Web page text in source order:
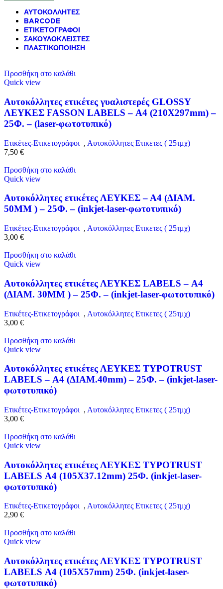
ΑΥΤΟΚΟΛΛΗΤΕΣ
BARCODE
ΕΤΙΚΕΤΟΓΡΑΦΟΙ
ΣΑΚΟΥΛΟΚΛΕΙΣΤΕΣ
ΠΛΑΣΤΙΚΟΠΟΙΗΣΗ
Προσθήκη στο καλάθι
Quick view
Αυτοκόλλητες ετικέτες γυαλιστερές GLOSSY
ΛΕΥΚΕΣ FASSON LABELS – Α4 (210X297mm) –
25Φ. – (laser-φωτοτυπικό)
Ετικέτες-Ετικετογράφοι , Αυτοκόλλητες Ετικετες ( 25τμχ)
7,50 €
Προσθήκη στο καλάθι
Quick view
Αυτοκόλλητες ετικέτες ΛΕΥΚΕΣ – Α4 (ΔΙΑΜ.
50MM ) – 25Φ. – (inkjet-laser-φωτοτυπικό)
Ετικέτες-Ετικετογράφοι , Αυτοκόλλητες Ετικετες ( 25τμχ)
3,00 €
Προσθήκη στο καλάθι
Quick view
Αυτοκόλλητες ετικέτες ΛΕΥΚΕΣ LABELS – Α4
(ΔΙΑΜ. 30MM ) – 25Φ. – (inkjet-laser-φωτοτυπικό)
Ετικέτες-Ετικετογράφοι , Αυτοκόλλητες Ετικετες ( 25τμχ)
3,00 €
Προσθήκη στο καλάθι
Quick view
Αυτοκόλλητες ετικέτες ΛΕΥΚΕΣ TYPOTRUST
LABELS – Α4 (ΔΙΑΜ.40mm) – 25Φ. – (inkjet-laser-
φωτοτυπικό)
Ετικέτες-Ετικετογράφοι , Αυτοκόλλητες Ετικετες ( 25τμχ)
3,00 €
Προσθήκη στο καλάθι
Quick view
Αυτοκόλλητες ετικέτες ΛΕΥΚΕΣ TYPOTRUST
LABELS Α4 (105X37.12mm) 25Φ. (inkjet-laser-
φωτοτυπικό)
Ετικέτες-Ετικετογράφοι , Αυτοκόλλητες Ετικετες ( 25τμχ)
2,90 €
Προσθήκη στο καλάθι
Quick view
Αυτοκόλλητες ετικέτες ΛΕΥΚΕΣ TYPOTRUST
LABELS Α4 (105X57mm) 25Φ. (inkjet-laser-
φωτοτυπικό)